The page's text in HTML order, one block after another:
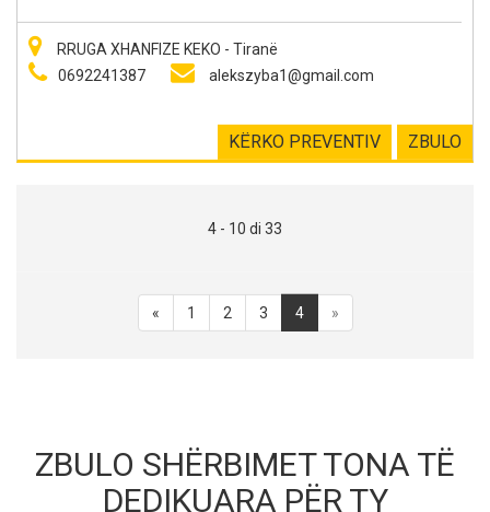
RRUGA XHANFIZE KEKO - Tiranë
0692241387
alekszyba1@gmail.com
ZBULO
KËRKO PREVENTIV
4 - 10 di 33
« 1 2 3 4 »
ZBULO SHËRBIMET TONA TË
DEDIKUARA PËR TY